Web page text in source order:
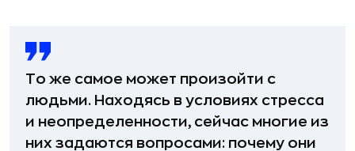
То же самое может произойти с
людьми. Находясь в условиях стресса
и неопределенности, сейчас многие из
них задаются вопросами: почему они